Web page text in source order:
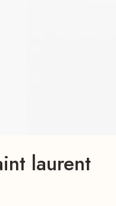
laurent